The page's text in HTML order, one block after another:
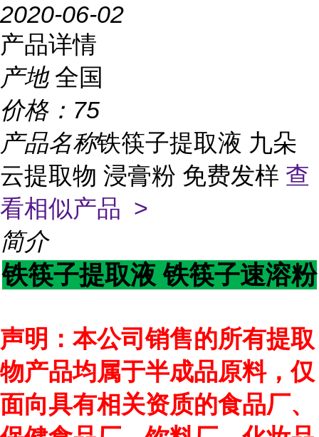
2020-06-02
产品详情
产地 全国
价格： 75
产品名称铁筷子提取液 九朵
云提取物 浸膏粉 免费发样 查
看相似产品 >
简介
铁筷子提取液 铁筷子速溶粉
声明：本公司销售的所有提取
物产品均属于半成品原料，仅
面向具有相关资质的食品厂、